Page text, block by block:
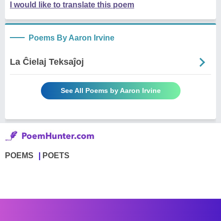
I would like to translate this poem
Poems By Aaron Irvine
La Ĉielaj Teksaĵoj
See All Poems by Aaron Irvine
POEMS POETS